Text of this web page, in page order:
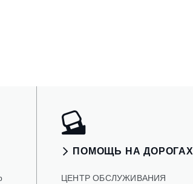
ПОМОЩЬ НА ДОРОГАХ
ЦЕНТР ОБСЛУЖИВАНИЯ